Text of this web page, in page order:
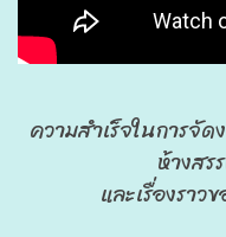
ความสำเร็จในการจั
ห้างสร
และเรื่องรา